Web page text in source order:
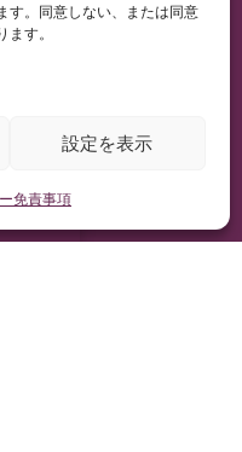
す。同意しない、または同意
す。
設定を表示
免責事項